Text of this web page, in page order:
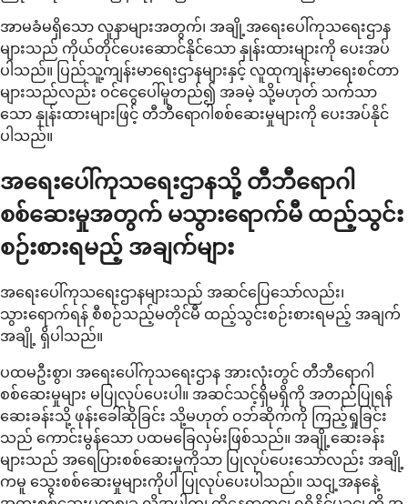
အာမခံမရှိသော လူနာများအတွက်၊ အချို့အရေးပေါ်ကုသရေးဌာန
များသည် ကိုယ်တိုင်ပေးဆောင်နိုင်သော နှုန်းထားများကို ပေးအပ်
ပါသည်။ ပြည်သူ့ကျန်းမာရေးဌာနများနှင့် လူထုကျန်းမာရေးစင်တာ
များသည်လည်း ဝင်ငွေပေါ်မူတည်၍ အခမဲ့ သို့မဟုတ် သက်သာ
သော နှုန်းထားများဖြင့် တီဘီရောဂါစစ်ဆေးမှုများကို ပေးအပ်နိုင်
ပါသည်။
အရေးပေါ်ကုသရေးဌာနသို့ တီဘီရောဂါ
စစ်ဆေးမှုအတွက် မသွားရောက်မီ ထည့်သွင်း
စဉ်းစားရမည့် အချက်များ
အရေးပေါ်ကုသရေးဌာနများသည် အဆင်ပြေသော်လည်း၊
သွားရောက်ရန် စီစဉ်သည့်မတိုင်မီ ထည့်သွင်းစဉ်းစားရမည့် အချက်
အချို့ ရှိပါသည်။
ပထမဦးစွာ၊ အရေးပေါ်ကုသရေးဌာန အားလုံးတွင် တီဘီရောဂါ
စစ်ဆေးမှုများ မပြုလုပ်ပေးပါ။ အဆင်သင့်ရှိမရှိကို အတည်ပြုရန်
ဆေးခန်းသို့ ဖုန်းခေါ်ဆိုခြင်း သို့မဟုတ် ဝဘ်ဆိုက်ကို ကြည့်ရှုခြင်း
သည် ကောင်းမွန်သော ပထမခြေလှမ်းဖြစ်သည်။ အချို့ဆေးခန်း
များသည် အရေပြားစစ်ဆေးမှုကိုသာ ပြုလုပ်ပေးသော်လည်း အချို့
ကမူ သွေးစစ်ဆေးမှုများကိုပါ ပြုလုပ်ပေးပါသည်။ သငျ့အနနေဲ့